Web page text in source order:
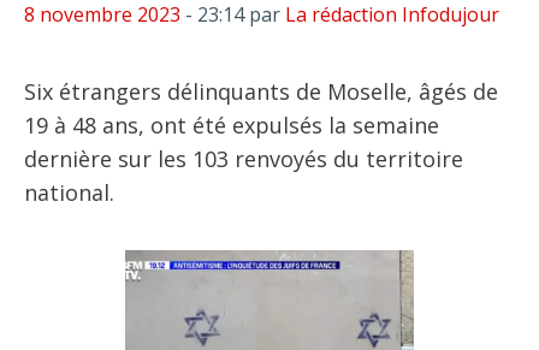
8 novembre 2023 - 23:14 par La rédaction Infodujour
Six étrangers délinquants de Moselle, âgés de
19 à 48 ans, ont été expulsés la semaine
dernière sur les 103 renvoyés du territoire
national.